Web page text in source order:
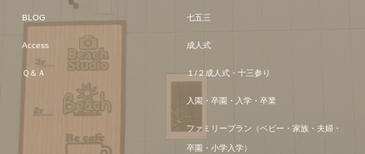
BLOG
Access
Ｑ＆Ａ
七五三
成人式
１/２成人式・十三参り
入園・卒園・入学・卒業
ファミリープラン（ベビー・家族・夫婦・
卒園・小学入学）